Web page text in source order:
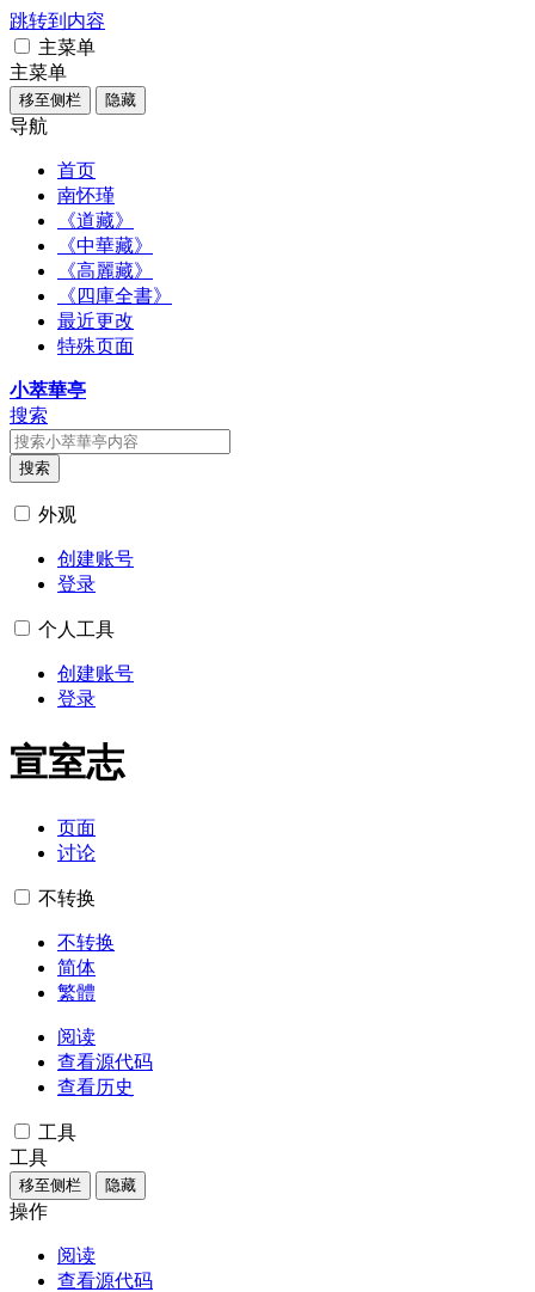
跳转到内容
主菜单
主菜单
移至侧栏 隐藏
导航
首页
南怀瑾
《道藏》
《中華藏》
《高麗藏》
《四庫全書》
最近更改
特殊页面
小萃華亭
搜索
搜索
外观
创建账号
登录
个人工具
创建账号
登录
宣室志
页面
讨论
不转换
不转换
简体
繁體
阅读
查看源代码
查看历史
工具
工具
移至侧栏 隐藏
操作
阅读
查看源代码